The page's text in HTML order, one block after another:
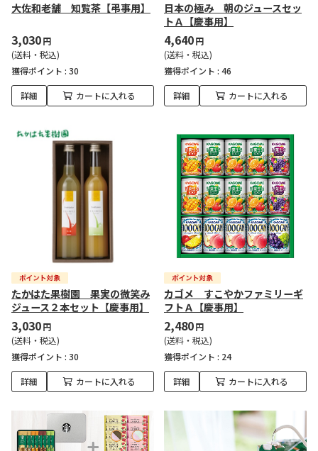
大佐和老舗 知覧茶【弔事用】
3,030円
(送料・税込)
獲得ポイント : 30
詳細 カートに入れる
日本の極み 朝のジュースセッ
トＡ【慶事用】
4,640円
(送料・税込)
獲得ポイント : 46
詳細 カートに入れる
たかはた果樹園 果実の微笑み
ジュース２本セット【慶事用】
3,030円
(送料・税込)
獲得ポイント : 30
詳細 カートに入れる
カゴメ すこやかファミリーギ
フトＡ【慶事用】
2,480円
(送料・税込)
獲得ポイント : 24
詳細 カートに入れる